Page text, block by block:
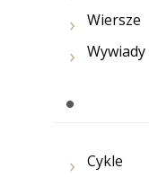
Wiersze
Wywiady
Cykle